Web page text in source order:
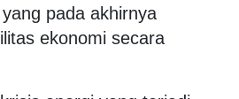
pada akhirnya
ekonomi secara